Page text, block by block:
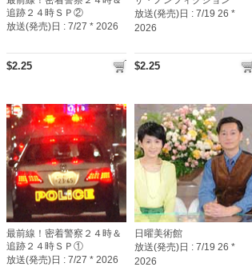
追跡２４時ＳＰ②
放送(発売)日 : 7/27 * 2026
$2.25
放送(発売)日 : 7/19 26 *
2026
$2.25
最前線！密着警察２４時＆
追跡２４時ＳＰ①
放送(発売)日 : 7/27 * 2026
日曜美術館
放送(発売)日 : 7/19 26 *
2026